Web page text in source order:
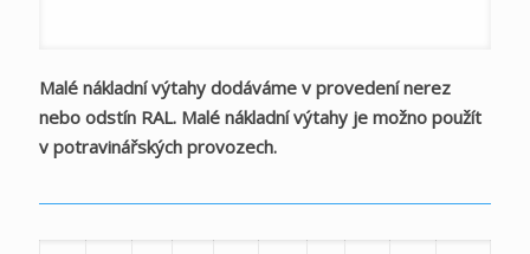
Malé nákladní výtahy dodáváme v provedení nerez
nebo odstín RAL. Malé nákladní výtahy je možno použít
v potravinářských provozech.